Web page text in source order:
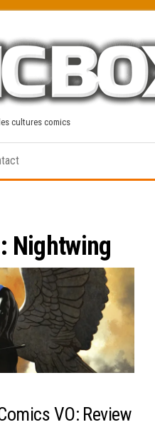
cultures comics
Nightwing
VO: Review